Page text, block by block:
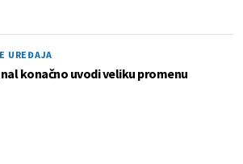
UREĐAJA
konačno uvodi veliku promenu